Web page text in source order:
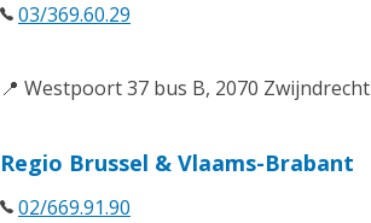
03/369.60.29
📍 Westpoort 37 bus B, 2070 Zwijndrecht
Regio Brussel & Vlaams-Brabant
02/669.91.90